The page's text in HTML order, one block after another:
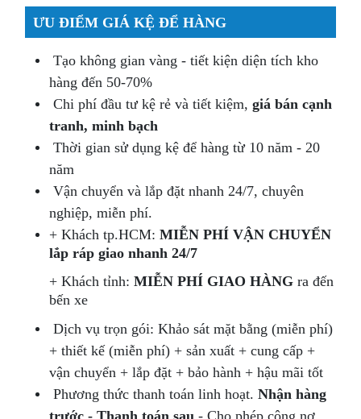
ƯU ĐIỂM GIÁ KỆ ĐỂ HÀNG
Tạo không gian vàng - tiết kiện diện tích kho
hàng đến 50-70%
Chi phí đầu tư kệ rẻ và tiết kiệm,giá bán cạnh
tranh, minh bạch
Thời gian sử dụng kệ để hàng từ 10 năm - 20
năm
Vận chuyển và lắp đặt nhanh 24/7, chuyên
nghiệp, miễn phí.
+ Khách tp.HCM:MIỄN PHÍ VẬN CHUYỂN
lắp ráp giao nhanh 24/7
+ Khách tỉnh:MIỄN PHÍ GIAO HÀNG ra đến
bến xe
Dịch vụ trọn gói: Khảo sát mặt bằng (miễn phí)
+ thiết kế (miễn phí) + sản xuất + cung cấp +
vận chuyển + lắp đặt + bảo hành + hậu mãi tốt
Phương thức thanh toán linh hoạt.Nhận hàng
trước - Thanh toán sau - Cho phép công nợ